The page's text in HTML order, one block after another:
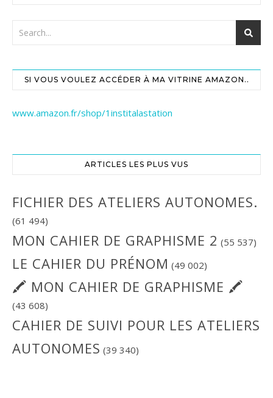
SI VOUS VOULEZ ACCÉDER À MA VITRINE AMAZON..
www.amazon.fr/shop/1institalastation
ARTICLES LES PLUS VUS
FICHIER DES ATELIERS AUTONOMES.
(61 494)
MON CAHIER DE GRAPHISME 2 (55 537)
LE CAHIER DU PRÉNOM (49 002)
🖍 MON CAHIER DE GRAPHISME 🖍
(43 608)
CAHIER DE SUIVI POUR LES ATELIERS
AUTONOMES (39 340)